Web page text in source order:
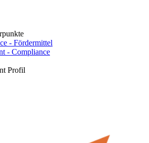
- Fördermittel
- Compliance
Profil